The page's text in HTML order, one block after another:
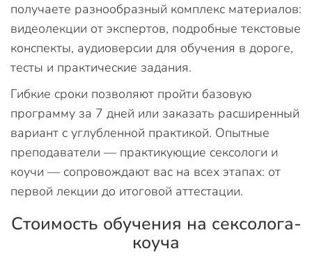
получаете разнообразный комплекс материалов:
видеолекции от экспертов, подробные текстовые
конспекты, аудиоверсии для обучения в дороге,
тесты и практические задания.
Гибкие сроки позволяют пройти базовую
программу за 7 дней или заказать расширенный
вариант с углубленной практикой. Опытные
преподаватели — практикующие сексологи и
коучи — сопровождают вас на всех этапах: от
первой лекции до итоговой аттестации.
Стоимость обучения на сексолога-
коуча